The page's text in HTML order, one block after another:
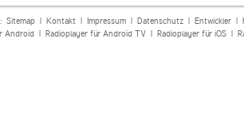
Sitemap| Kontakt| Impressum| Datenschutz| Entwickler|
Android| Radioplayer für Android TV| Radioplayer für iOS|